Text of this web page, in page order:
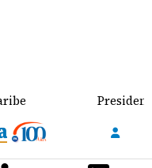
Presidente